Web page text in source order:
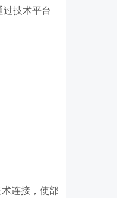
技术平台
连接，使部